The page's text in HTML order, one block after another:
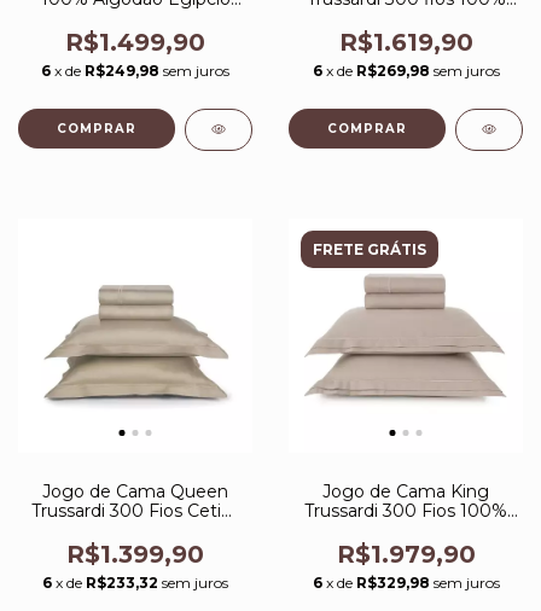
Branco/Legno
R$1.499,90
6 x de R$249,98 sem juros
Branco/Legno
R$1.619,90
6 x de R$269,98 sem juros
Jogo de Cama Queen
Trussardi 300 Fios Cetim
Galieno Nocciola
R$1.399,90
6 x de R$233,32 sem juros
FRETE GRÁTIS
Jogo de Cama King
Trussardi 300 Fios 100%
Rose
R$1.979,90
6 x de R$329,98 sem juros